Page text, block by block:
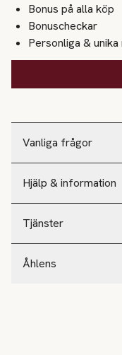
Vanliga frågor
Hjälp & information
Tjänster
Åhlens
Bonus på alla köp
Bonuscheckar
Personliga &